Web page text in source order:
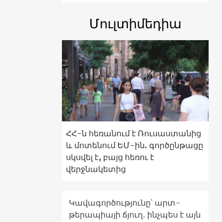
Մուլտիմեդիա
ՀՀ-ն հեռանում է Ռուսաստանից
և մոտենում ԵՄ-ին. գործընթացը
սկսվել է, բայց հեռու է
վերջնակետից
Կավագործությունը՝ արտ-
թերապիայի ճյուղ․ ինչպես է այն